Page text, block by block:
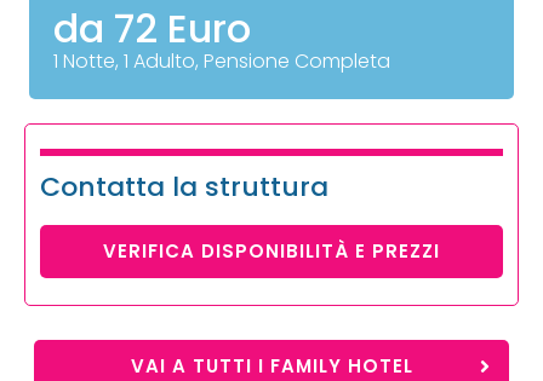
da 72 Euro
1 Notte, 1 Adulto, Pensione Completa
Contatta la struttura
VERIFICA DISPONIBILITÀ E PREZZI
VAI A TUTTI I FAMILY HOTEL